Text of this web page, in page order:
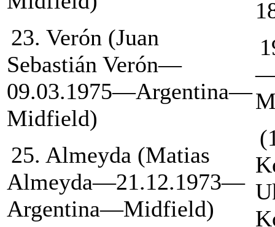
23. Verón (Juan
Sebastián Verón—
09.03.1975—Argentina—
Midfield)
25. Almeyda (Matias
Almeyda—21.12.1973—
Argentina—Midfield)